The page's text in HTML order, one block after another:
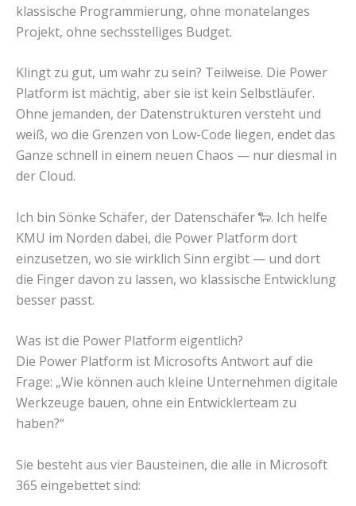
klassische Programmierung, ohne monatelanges
Projekt, ohne sechsstelliges Budget.
Klingt zu gut, um wahr zu sein? Teilweise. Die Power
Platform ist mächtig, aber sie ist kein Selbstläufer.
Ohne jemanden, der Datenstrukturen versteht und
weiß, wo die Grenzen von Low-Code liegen, endet das
Ganze schnell in einem neuen Chaos — nur diesmal in
der Cloud.
Ich bin Sönke Schäfer, der Datenschäfer 🐑. Ich helfe
KMU im Norden dabei, die Power Platform dort
einzusetzen, wo sie wirklich Sinn ergibt — und dort
die Finger davon zu lassen, wo klassische Entwicklung
besser passt.
Was ist die Power Platform eigentlich?
Die Power Platform ist Microsofts Antwort auf die
Frage: „Wie können auch kleine Unternehmen digitale
Werkzeuge bauen, ohne ein Entwicklerteam zu
haben?“
Sie besteht aus vier Bausteinen, die alle in Microsoft
365 eingebettet sind: